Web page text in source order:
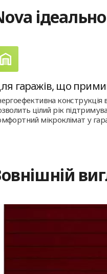
гаражів, що
конструкція
цілий рік
мікроклімат у